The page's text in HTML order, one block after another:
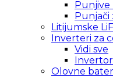
Punjive
Punjači
Litijumske
Inverteri za
Vidi sve
Olovne